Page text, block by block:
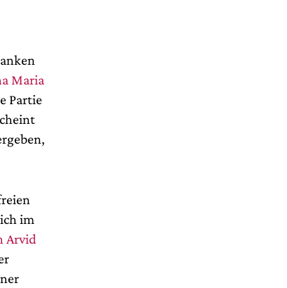
Maria
Partie
im
Arvid